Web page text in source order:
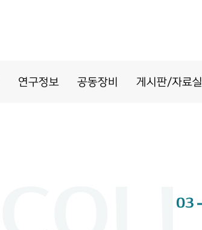
연구정보 공동장비 게시판/자료실
04